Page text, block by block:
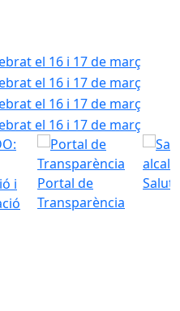
el 16 i 17 de març
i
Portal de
Transparència